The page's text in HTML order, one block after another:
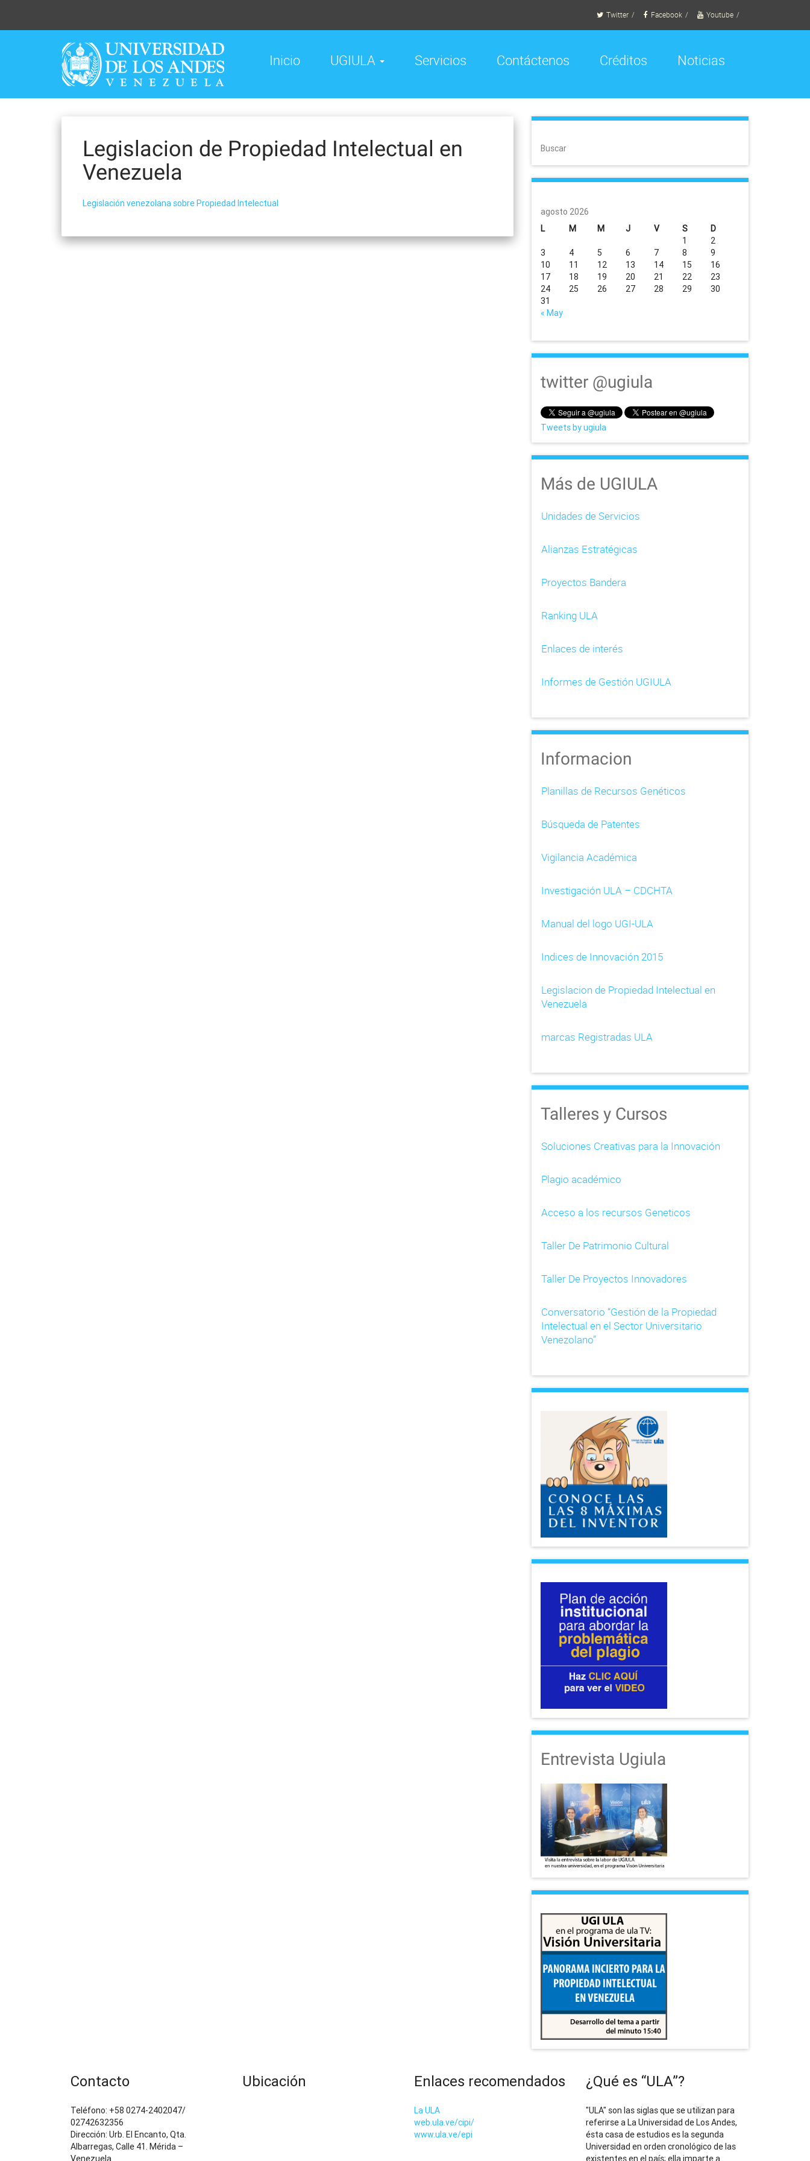
content
Twitter Facebook Youtube
Inicio UGIULA Servicios Contáctenos Créditos Noticias
Legislacion de Propiedad Intelectual en
Venezuela
Legislación venezolana sobre Propiedad Intelectual
Buscar
agosto 2026
L
M M J V S D
« May
1
2
3
4 5 6 7 8
9
10
11 12 13 14 15
16
17
18 19 20 21 22
23
24
25 26 27 28 29
30
31
twitter @ugiula
Tweets by ugiula
Más de UGIULA
Unidades de Servicios
Alianzas Estratégicas
Proyectos Bandera
Ranking ULA
Enlaces de interés
Informes de Gestión UGIULA
Informacion
Planillas de Recursos Genéticos
Búsqueda de Patentes
Vigilancia Académica
Investigación ULA – CDCHTA
Manual del logo UGI-ULA
Indices de Innovación 2015
Legislacion de Propiedad Intelectual en
Venezuela
marcas Registradas ULA
Talleres y Cursos
Soluciones Creativas para la Innovación
Plagio académico
Acceso a los recursos Geneticos
Taller De Patrimonio Cultural
Taller De Proyectos Innovadores
Conversatorio “Gestión de la Propiedad
Intelectual en el Sector Universitario
Venezolano”
Entrevista Ugiula
Contacto
Teléfono: +58 0274-2402047/
02742632356
Dirección: Urb. El Encanto, Qta.
Albarregas, Calle 41. Mérida –
Venezuela.
Ubicación Enlaces recomendados
La ULA
web.ula.ve/cipi/
www.ula.ve/epi
¿Qué es “ULA”?
"ULA" son las siglas que se utilizan para
referirse a La Universidad de Los Andes,
ésta casa de estudios es la segunda
Universidad en orden cronológico de las
existentes en el país; ella imparte a